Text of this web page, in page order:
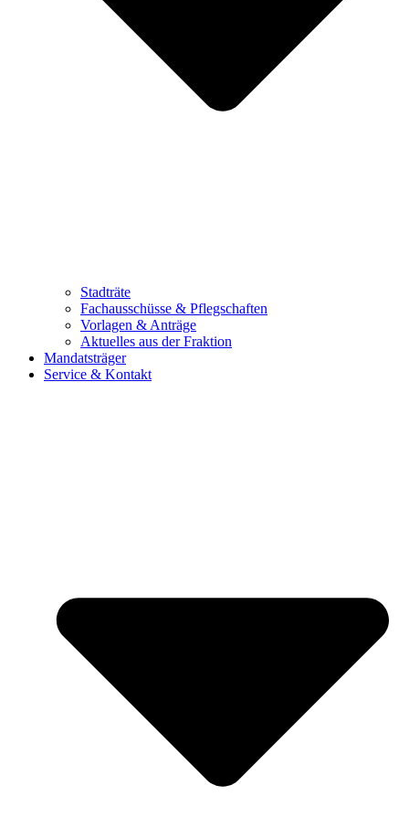
Stadträte
Fachausschüsse & Pflegschaften
Vorlagen & Anträge
Aktuelles aus der Fraktion
Mandatsträger
Service & Kontakt